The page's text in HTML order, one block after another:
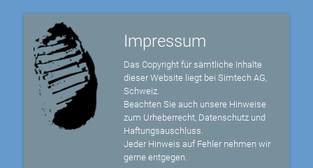
Impressum
Das Copyright für sämtliche Inhalte
dieser Website liegt bei Simtech AG,
Schweiz.
Beachten Sie auch unsere Hinweise
zum Urheberrecht, Datenschutz und
Haftungsauschluss.
Jeder Hinweis auf Fehler nehmen wir
gerne entgegen.